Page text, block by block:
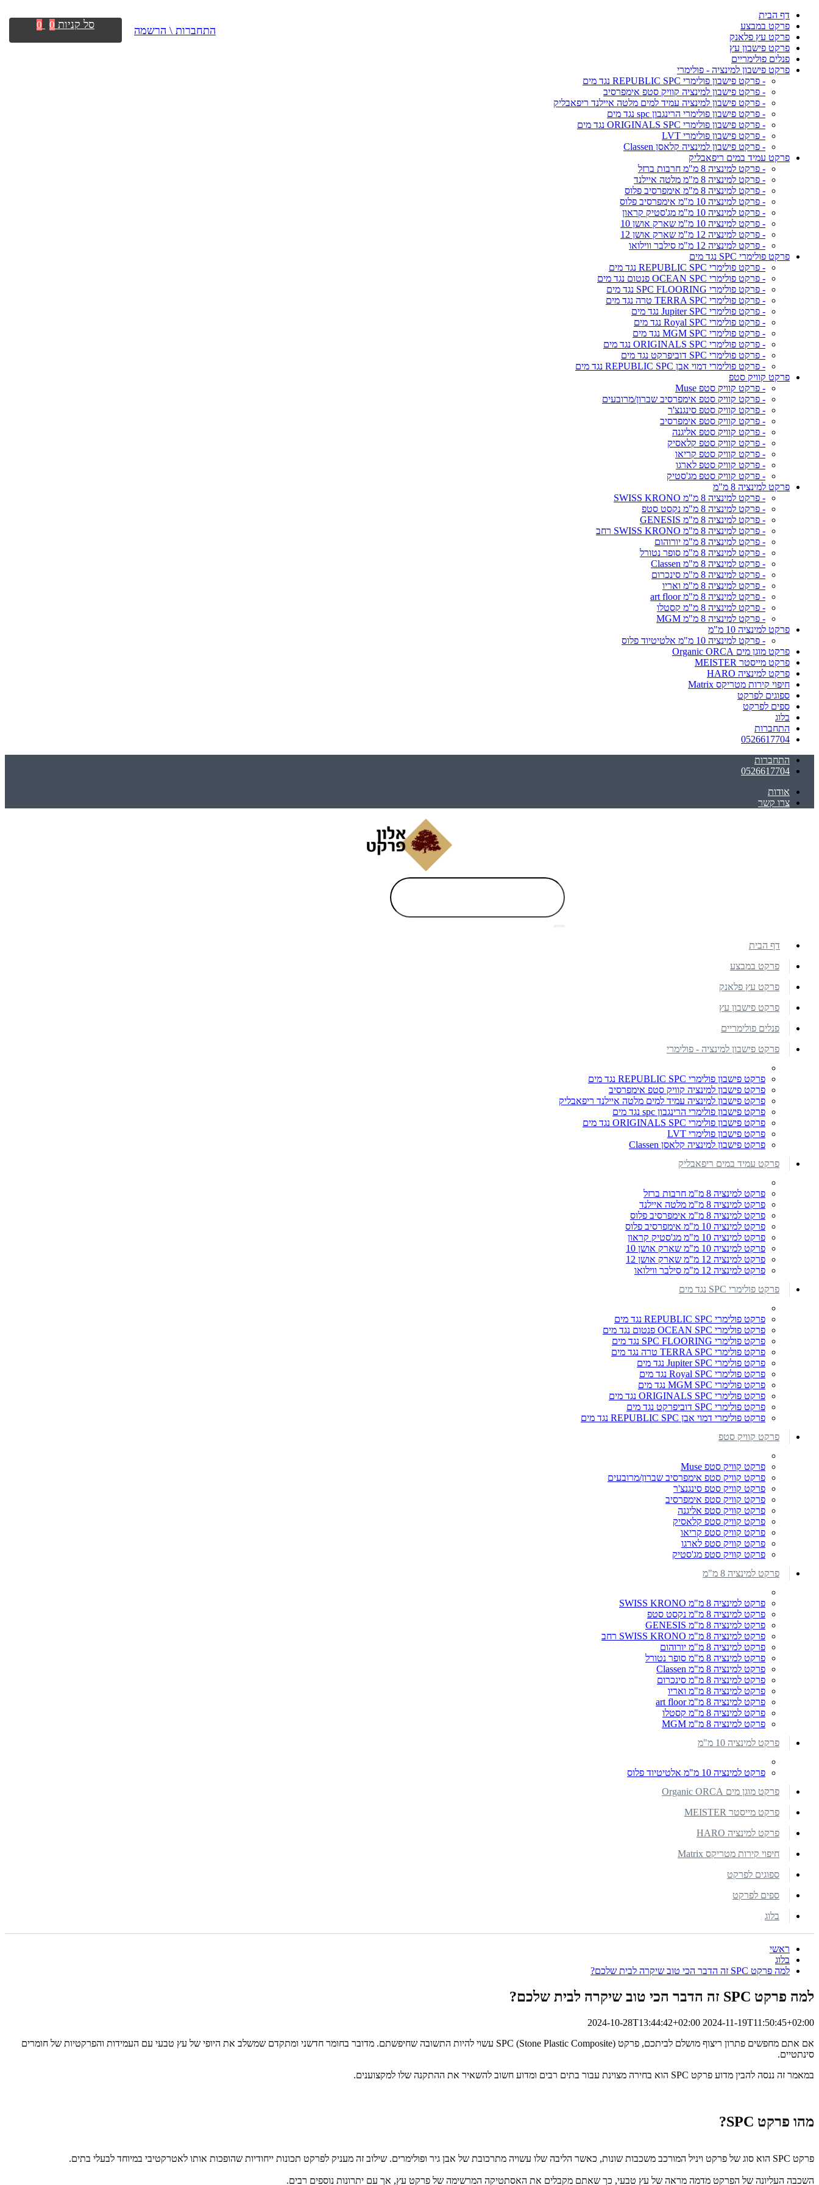
דף הבית
פרקט במבצע
פרקט עץ פלאנק
פרקט פישבון עץ
פנלים פולימריים
פרקט פישבון למינציה - פולימרי
- פרקט פישבון פולימרי REPUBLIC SPC נגד מים
- פרקט פישבון למינציה קוויק סטפ אימפרסיב
- פרקט פישבון למינציה עמיד למים מלטה איילנד ריפאבליק
- פרקט פישבון פולימרי הרינגבון spc נגד מים
- פרקט פישבון פולימרי ORIGINALS SPC נגד מים
- פרקט פישבון פולימרי LVT
- פרקט פישבון למינציה קלאסן Classen
פרקט עמיד במים ריפאבליק
- פרקט למינציה 8 מ"מ חרבות ברזל
- פרקט למינציה 8 מ"מ מלטה איילנד
- פרקט למינציה 8 מ"מ אימפרסיב פלוס
- פרקט למינציה 10 מ"מ אימפרסיב פלוס
- פרקט למינציה 10 מ"מ מג'סטיק קראון
- פרקט למינציה 10 מ"מ שארק אושן 10
- פרקט למינציה 12 מ"מ שארק אושן 12
- פרקט למינציה 12 מ"מ סילבר ווילואו
פרקט פולימרי SPC נגד מים
- פרקט פולימרי REPUBLIC SPC נגד מים
- פרקט פולימרי OCEAN SPC פנטום נגד מים
- פרקט פולימרי SPC FLOORING נגד מים
- פרקט פולימרי TERRA SPC טרה נגד מים
- פרקט פולימרי Jupiter SPC נגד מים
- פרקט פולימרי Royal SPC נגד מים
- פרקט פולימרי MGM SPC נגד מים
- פרקט פולימרי ORIGINALS SPC נגד מים
- פרקט פולימרי SPC דוביפרקט נגד מים
- פרקט פולימרי דמוי אבן REPUBLIC SPC נגד מים
פרקט קוויק סטפ
- פרקט קוויק סטפ Muse
- פרקט קוויק סטפ אימפרסיב שברון/מרובעים
- פרקט קוויק סטפ סינגנצ'ר
- פרקט קוויק סטפ אימפרסיב
- פרקט קוויק סטפ אליגנה
- פרקט קוויק סטפ קלאסיק
- פרקט קוויק סטפ קריאו
- פרקט קוויק סטפ לארגו
- פרקט קוויק סטפ מג'סטיק
פרקט למינציה 8 מ"מ
- פרקט למינציה 8 מ"מ SWISS KRONO
- פרקט למינציה 8 מ"מ נקסט סטפ
- פרקט למינציה 8 מ"מ GENESIS
- פרקט למינציה 8 מ"מ SWISS KRONO רחב
- פרקט למינציה 8 מ"מ יורוהום
- פרקט למינציה 8 מ"מ סופר נטורל
- פרקט למינציה 8 מ"מ Classen
- פרקט למינציה 8 מ"מ סינכרום
- פרקט למינציה 8 מ"מ ואריו
- פרקט למינציה 8 מ"מ art floor
- פרקט למינציה 8 מ"מ קסטלו
- פרקט למינציה 8 מ"מ MGM
פרקט למינציה 10 מ"מ
- פרקט למינציה 10 מ"מ אלטיטיוד פלוס
פרקט מוגן מים Organic ORCA
פרקט מייסטר MEISTER
פרקט למינציה HARO
חיפוי קירות מטריקס Matrix
ספוגים לפרקט
ספים לפרקט
בלוג
התחברות
0526617704
התחברות
0526617704
אודות
צרו קשר
התחברות \ הרשמה סל קניות 0
0
דף הבית
פרקט במבצע
פרקט עץ פלאנק
פרקט פישבון עץ
פנלים פולימריים
פרקט פישבון למינציה - פולימרי
פרקט פישבון פולימרי REPUBLIC SPC נגד מים
פרקט פישבון למינציה קוויק סטפ אימפרסיב
פרקט פישבון למינציה עמיד למים מלטה איילנד ריפאבליק
פרקט פישבון פולימרי הרינגבון spc נגד מים
פרקט פישבון פולימרי ORIGINALS SPC נגד מים
פרקט פישבון פולימרי LVT
פרקט פישבון למינציה קלאסן Classen
פרקט עמיד במים ריפאבליק
פרקט למינציה 8 מ"מ חרבות ברזל
פרקט למינציה 8 מ"מ מלטה איילנד
פרקט למינציה 8 מ"מ אימפרסיב פלוס
פרקט למינציה 10 מ"מ אימפרסיב פלוס
פרקט למינציה 10 מ"מ מג'סטיק קראון
פרקט למינציה 10 מ"מ שארק אושן 10
פרקט למינציה 12 מ"מ שארק אושן 12
פרקט למינציה 12 מ"מ סילבר ווילואו
פרקט פולימרי SPC נגד מים
פרקט פולימרי REPUBLIC SPC נגד מים
פרקט פולימרי OCEAN SPC פנטום נגד מים
פרקט פולימרי SPC FLOORING נגד מים
פרקט פולימרי TERRA SPC טרה נגד מים
פרקט פולימרי Jupiter SPC נגד מים
פרקט פולימרי Royal SPC נגד מים
פרקט פולימרי MGM SPC נגד מים
פרקט פולימרי ORIGINALS SPC נגד מים
פרקט פולימרי SPC דוביפרקט נגד מים
פרקט פולימרי דמוי אבן REPUBLIC SPC נגד מים
פרקט קוויק סטפ
פרקט קוויק סטפ Muse
פרקט קוויק סטפ אימפרסיב שברון/מרובעים
פרקט קוויק סטפ סינגנצ'ר
פרקט קוויק סטפ אימפרסיב
פרקט קוויק סטפ אליגנה
פרקט קוויק סטפ קלאסיק
פרקט קוויק סטפ קריאו
פרקט קוויק סטפ לארגו
פרקט קוויק סטפ מג'סטיק
פרקט למינציה 8 מ"מ
פרקט למינציה 8 מ"מ SWISS KRONO
פרקט למינציה 8 מ"מ נקסט סטפ
פרקט למינציה 8 מ"מ GENESIS
פרקט למינציה 8 מ"מ SWISS KRONO רחב
פרקט למינציה 8 מ"מ יורוהום
פרקט למינציה 8 מ"מ סופר נטורל
פרקט למינציה 8 מ"מ Classen
פרקט למינציה 8 מ"מ סינכרום
פרקט למינציה 8 מ"מ ואריו
פרקט למינציה 8 מ"מ art floor
פרקט למינציה 8 מ"מ קסטלו
פרקט למינציה 8 מ"מ MGM
פרקט למינציה 10 מ"מ
פרקט למינציה 10 מ"מ אלטיטיוד פלוס
פרקט מוגן מים Organic ORCA
פרקט מייסטר MEISTER
פרקט למינציה HARO
חיפוי קירות מטריקס Matrix
ספוגים לפרקט
ספים לפרקט
בלוג
ראשי
בלוג
למה פרקט SPC זה הדבר הכי טוב שיקרה לבית שלכם?
למה פרקט SPC זה הדבר הכי טוב שיקרה לבית שלכם?
2024-10-28T13:44:42+02:00 2024-11-19T11:50:45+02:00
אם אתם מחפשים פתרון ריצוף מושלם לביתכם, פרקט SPC (Stone Plastic Composite) עשוי להיות התשובה שחיפשתם.
מדובר בחומר חדשני ומתקדם שמשלב את היופי של עץ טבעי עם העמידות והפרקטיות של חומרים
סינתטיים.
במאמר זה ננסה להבין מדוע פרקט SPC הוא בחירה מצוינת עבור בתים רבים ומדוע חשוב להשאיר את ההתקנה שלו למקצוענים.
מהו פרקט SPC?
פרקט SPC הוא סוג של פרקט ויניל המורכב משכבות שונות, כאשר הליבה שלו עשויה מתרכובת של אבן גיר ופולימרים. שילוב זה מעניק לפרקט תכונות ייחודיות שהופכות אותו לאטרקטיבי במיוחד לבעלי בתים.
השכבה העליונה של הפרקט מדמה מראה של עץ טבעי, כך שאתם מקבלים את האסתטיקה המרשימה של פרקט עץ, אך עם יתרונות נוספים רבים.